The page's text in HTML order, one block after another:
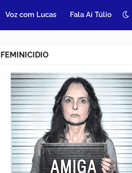
Voz com Lucas Fala Aí Túlio
FEMINICIDIO